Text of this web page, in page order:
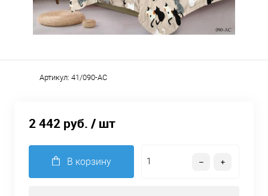
Артикул: 41/090-AC
2 442 руб. / шт
В корзину